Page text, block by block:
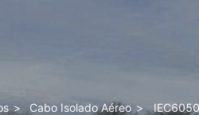
> Cabo Isolado Aéreo >